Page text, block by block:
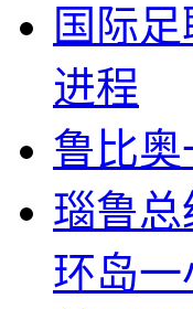
国际
进程
鲁比
瑙鲁
环岛